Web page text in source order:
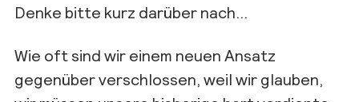
Denke bitte kurz darüber nach…
Wie oft sind wir einem neuen Ansatz
gegenüber verschlossen, weil wir glauben,